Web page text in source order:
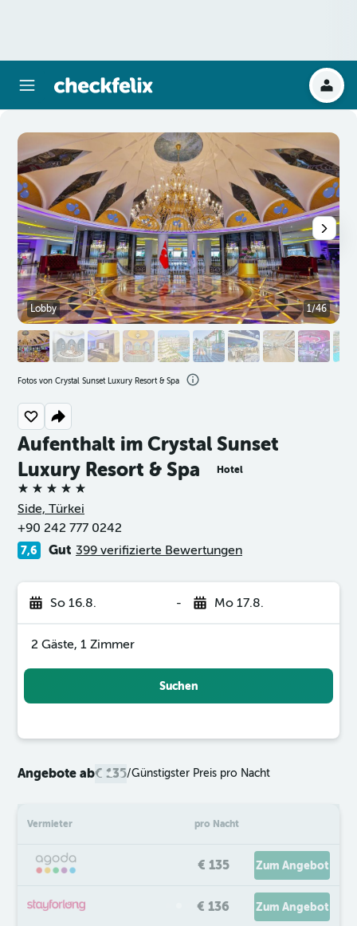
Aufenthalt im Crystal Sunset
Luxury Resort & Spa
Hotel
5 Sterne
Side, Türkei
+90 242 777 0242
7,6 Gut 399 verifizierte Bewertungen
So 16.8. - Mo 17.8.
2 Gäste, 1 Zimmer
Suchen
Angebote ab€ 135/Günstigster Preis pro Nacht
Vermieter pro Nacht
€ 135 Zum Angebot
€ 136 Zum Angebot
Lobby 1/46
Fotos von Crystal Sunset Luxury Resort & Spa